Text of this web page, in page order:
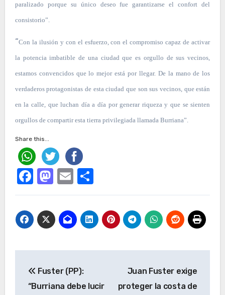
paralizado porque su único deseo fue garantizarse el confort del
consistorio”.
“Con la ilusión y con el esfuerzo, con el compromiso capaz de activar
la potencia imbatible de una ciudad que es orgullo de sus vecinos,
estamos convencidos que lo mejor está por llegar. De la mano de los
verdaderos protagonistas de esta ciudad que son sus vecinos, que están
en la calle, que luchan día a día por generar riqueza y que se sienten
orgullos de compartir esta tierra privilegiada llamada Burriana”.
Share this...
Facebook
Mastodon
Email
de
Fuster (PP):
“Burriana debe lucir
Juan Fuster exige
proteger la costa de